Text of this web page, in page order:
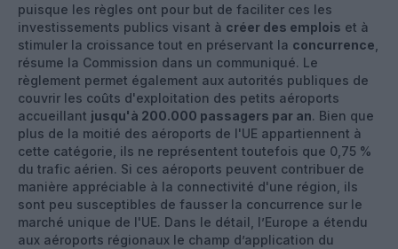
puisque les règles ont pour but de faciliter ces les
investissements publics visant à créer des emplois et à
stimuler la croissance tout en préservant la concurrence
résume la Commission dans un communiqué. Le
règlement permet également aux autorités publiques de
couvrir les coûts d'exploitation des petits aéroports
accueillant jusqu'à 200.000 passagers par an. Bien que
plus de la moitié des aéroports de l'UE appartiennent à
cette catégorie, ils ne représentent toutefois que 0,75 %
du trafic aérien. Si ces aéroports peuvent contribuer de
manière appréciable à la connectivité d'une région, ils
sont peu susceptibles de fausser la concurrence sur le
marché unique de l'UE. Dans le détail, l’Europe a étendu
aux aéroports régionaux le champ d’application du